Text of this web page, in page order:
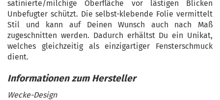
satinierte/milchige Oberfläche vor lästigen Blicken
Unbefugter schützt. Die selbst-klebende Folie vermittelt
Stil und kann auf Deinen Wunsch auch nach Maß
zugeschnitten werden. Dadurch erhältst Du ein Unikat,
welches gleichzeitig als einzigartiger Fensterschmuck
dient.
Wecke-Design